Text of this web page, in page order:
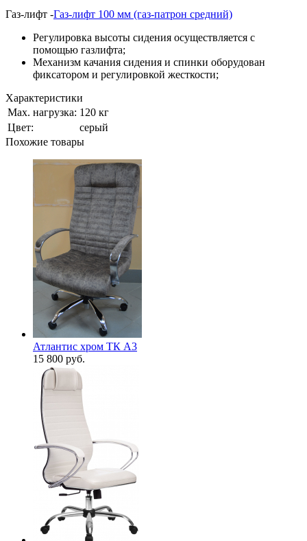
Газ-лифт -Газ-лифт 100 мм (газ-патрон средний)
Регулировка высоты сидения осуществляется с
помощью газлифта;
Механизм качания сидения и спинки оборудован
фиксатором и регулировкой жесткости;
Характеристики
Мах. нагрузка: 120 кг
Цвет:
серый
Похожие товары
Атлантис хром ТК A3
15 800 руб.